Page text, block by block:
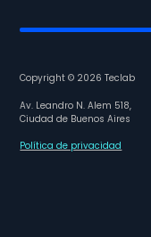
Copyright © 2026 Teclab
Av. Leandro N. Alem 518,
Ciudad de Buenos Aires
Política de privacidad